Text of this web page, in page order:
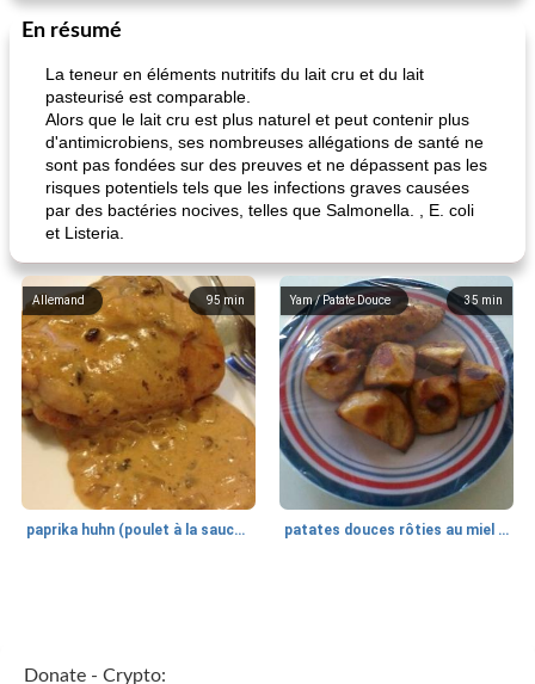
En résumé
La teneur en éléments nutritifs du lait cru et du lait
pasteurisé est comparable.
Alors que le lait cru est plus naturel et peut contenir plus
d'antimicrobiens, ses nombreuses allégations de santé ne
sont pas fondées sur des preuves et ne dépassent pas les
risques potentiels tels que les infections graves causées
par des bactéries nocives, telles que Salmonella. , E. coli
et Listeria.
95 min
Allemand
paprika huhn (poulet à la sauce paprika).
35 min
Yam / Patate Douce
patates douces rôties au miel / kumara
Donate - Crypto: